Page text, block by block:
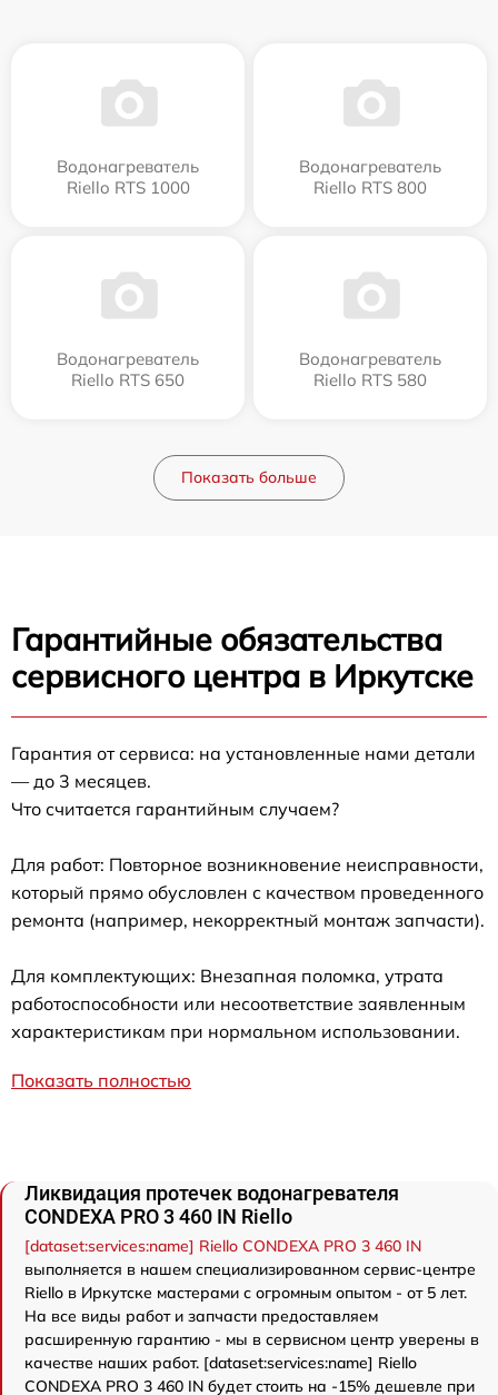
Водонагреватель
Riello RTS 1000
Водонагреватель
Riello RTS 800
Водонагреватель
Riello RTS 650
Водонагреватель
Riello RTS 580
Показать больше
Гарантийные обязательства
сервисного центра в Иркутске
Гарантия от сервиса: на установленные нами детали
— до 3 месяцев.
Что считается гарантийным случаем?
Для работ: Повторное возникновение неисправности,
который прямо обусловлен с качеством проведенного
ремонта (например, некорректный монтаж запчасти).
Для комплектующих: Внезапная поломка, утрата
работоспособности или несоответствие заявленным
характеристикам при нормальном использовании.
Показать полностью
Ликвидация протечек водонагревателя
CONDEXA PRO 3 460 IN Riello
[dataset:services:name] Riello CONDEXA PRO 3 460 IN
выполняется в нашем специализированном сервис-центре
Riello в Иркутске мастерами с огромным опытом - от 5 лет.
На все виды работ и запчасти предоставляем
расширенную гарантию - мы в сервисном центр уверены в
качестве наших работ. [dataset:services:name] Riello
CONDEXA PRO 3 460 IN будет стоить на -15% дешевле при